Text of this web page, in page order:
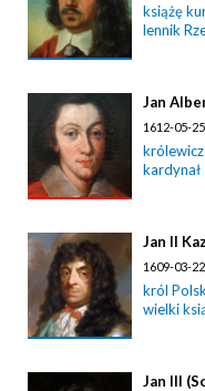
książę
lennik
Jan
1612-05-
kardynał
Jan II
1609-03-
król
wielki
Jan III